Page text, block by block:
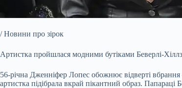
/ Новини про зірок
Артистка пройшлася модними бутіками Беверлі-
56-річна Дженніфер Лопес обожнює відверті
артистка підібрала вкрай пікантний образ.